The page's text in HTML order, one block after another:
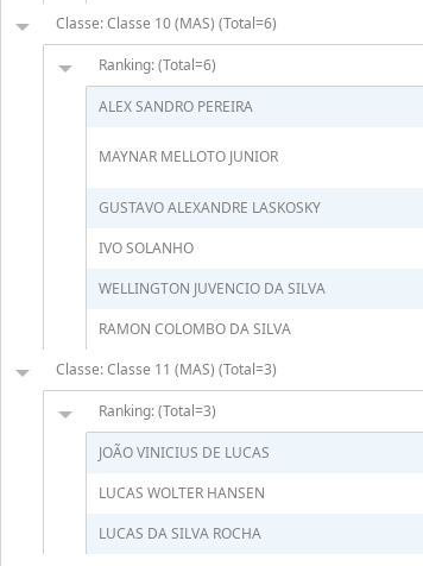
Classe: Classe 10 (MAS) (Total=6)
Ranking: (Total=6)
ALEX SANDRO PEREIRA
MAYNAR MELLOTO JUNIOR
GUSTAVO ALEXANDRE LASKOSKY
IVO SOLANHO
WELLINGTON JUVENCIO DA SILVA
RAMON COLOMBO DA SILVA
Classe: Classe 11 (MAS) (Total=3)
Ranking: (Total=3)
JOÃO VINICIUS DE LUCAS
LUCAS WOLTER HANSEN
LUCAS DA SILVA ROCHA